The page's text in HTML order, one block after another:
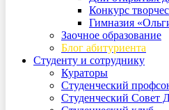
Конкурс
Гимназия
Заочное образование
Блог абитуриента
Студенту и сотруднику
Кураторы
Студенческий
Студенческий Совет